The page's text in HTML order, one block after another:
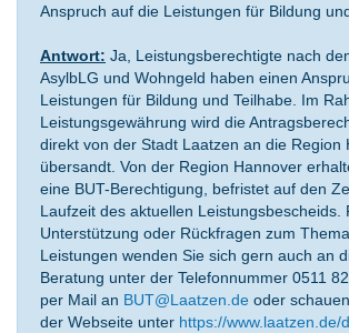
Anspruch auf die Leistungen für Bildung
Antwort: Ja, Leistungsberechtigte nach
AsylbLG und Wohngeld haben einen
Leistungen für Bildung und Teilhabe. Im
Leistungsgewährung wird die
direkt von der Stadt Laatzen an die Region
übersandt. Von der Region Hannover
eine BUT-Berechtigung, befristet auf den
Laufzeit des aktuellen Leistungsbescheids.
Unterstützung oder Rückfragen zum
Leistungen wenden Sie sich gern auch an
Beratung unter der Telefonnummer 0511
per Mail an BUT@Laatzen.de oder
der Webseite unter https://www.laatzen.de/